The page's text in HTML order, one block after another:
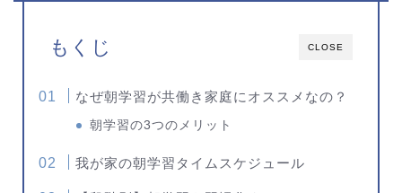
CLOSE
もくじ
なぜ朝学習が共働き家庭にオススメなの？
朝学習の3つのメリット
我が家の朝学習タイムスケジュール